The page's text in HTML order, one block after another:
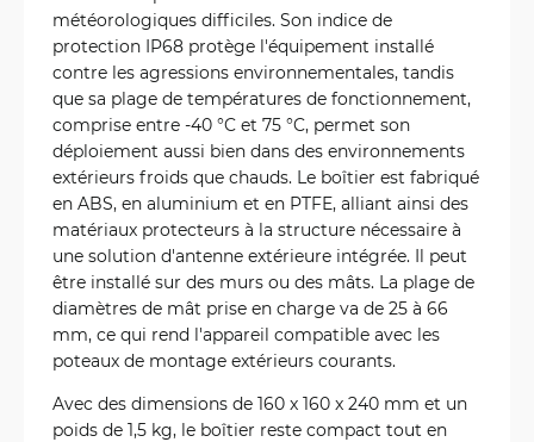
météorologiques difficiles. Son indice de
protection IP68 protège l'équipement installé
contre les agressions environnementales, tandis
que sa plage de températures de fonctionnement,
comprise entre -40 °C et 75 °C, permet son
déploiement aussi bien dans des environnements
extérieurs froids que chauds. Le boîtier est fabriqué
en ABS, en aluminium et en PTFE, alliant ainsi des
matériaux protecteurs à la structure nécessaire à
une solution d'antenne extérieure intégrée. Il peut
être installé sur des murs ou des mâts. La plage de
diamètres de mât prise en charge va de 25 à 66
mm, ce qui rend l'appareil compatible avec les
poteaux de montage extérieurs courants.
Avec des dimensions de 160 x 160 x 240 mm et un
poids de 1,5 kg, le boîtier reste compact tout en